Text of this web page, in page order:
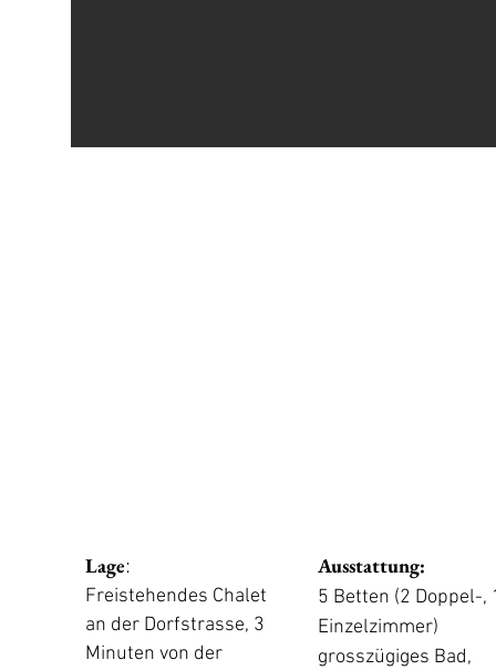
Lage:
Freistehendes Chalet
an der Dorfstrasse, 3
Minuten von der
Ausstattung:
5 Betten (2 Doppel-,
Einzelzimmer)
grosszügiges Bad,